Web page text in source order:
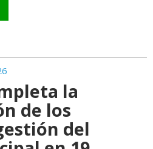
la
de los
del